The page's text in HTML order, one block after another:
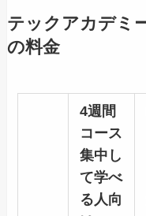
テックアカデミ
の料金
4週間
コース
集中し
て学べ
る人向